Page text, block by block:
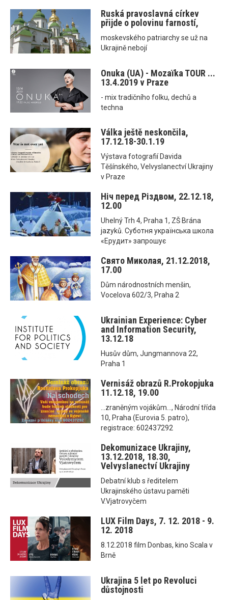
Ruská pravoslavná církev
přijde o polovinu farností,
moskevského patriarchy se už na
Ukrajině nebojí
Onuka (UA) - Mozaїka TOUR ...
13.4.2019 v Praze
- mix tradičního folku, dechů a
techna
Válka ještě neskončila,
17.12.18-30.1.19
Výstava fotografií Davida
Těšínského, Velvyslanectví Ukrajiny
v Praze
Ніч перед Різдвом, 22.12.18,
12.00
Uhelný Trh 4, Praha 1, ZŠ Brána
jazyků. Суботня українська школа
«Ерудит» запрошує
Свято Миколая, 21.12.2018,
17.00
Dům národnostních menšin,
Vocelova 602/3, Praha 2
Ukrainian Experience: Cyber
and Information Security,
13.12.18
Husův dům, Jungmannova 22,
Praha 1
Vernisáž obrazů R.Prokopjuka
11.12.18, 19.00
...zraněným vojákům..., Národní třída
10, Praha (Eurovia 5. patro),
registrace: 602437292
Dekomunizace Ukrajiny,
13.12.2018, 18.30,
Velvyslanectví Ukrajiny
Debatní klub s ředitelem
Ukrajinského ústavu paměti
V.Vjatrovyčem
LUX Film Days, 7. 12. 2018 - 9.
12. 2018
8.12.2018 film Donbas, kino Scala v
Brně
Ukrajina 5 let po Revoluci
důstojnosti